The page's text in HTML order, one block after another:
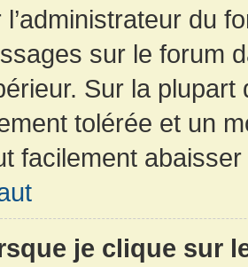
l’administrateur du
sur le forum
Sur la
tolérée et un
facilement
je clique sur